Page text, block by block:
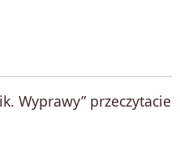
Wyprawy” przeczytacie